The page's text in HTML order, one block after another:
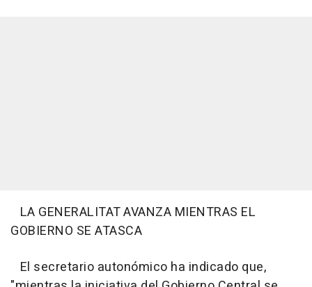
LA GENERALITAT AVANZA MIENTRAS EL
GOBIERNO SE ATASCA
El secretario autonómico ha indicado que,